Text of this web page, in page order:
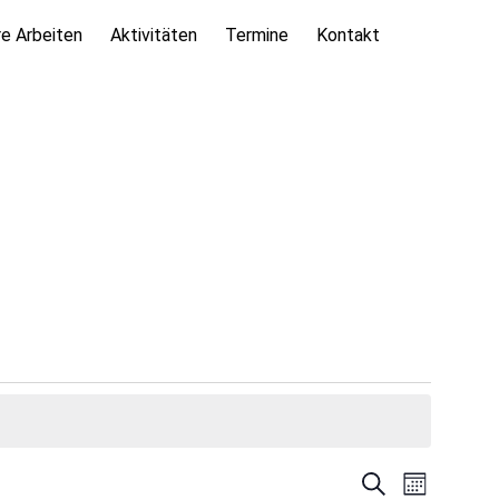
Arbeiten Aktivitäten Termine Kontakt
Suche
Monat